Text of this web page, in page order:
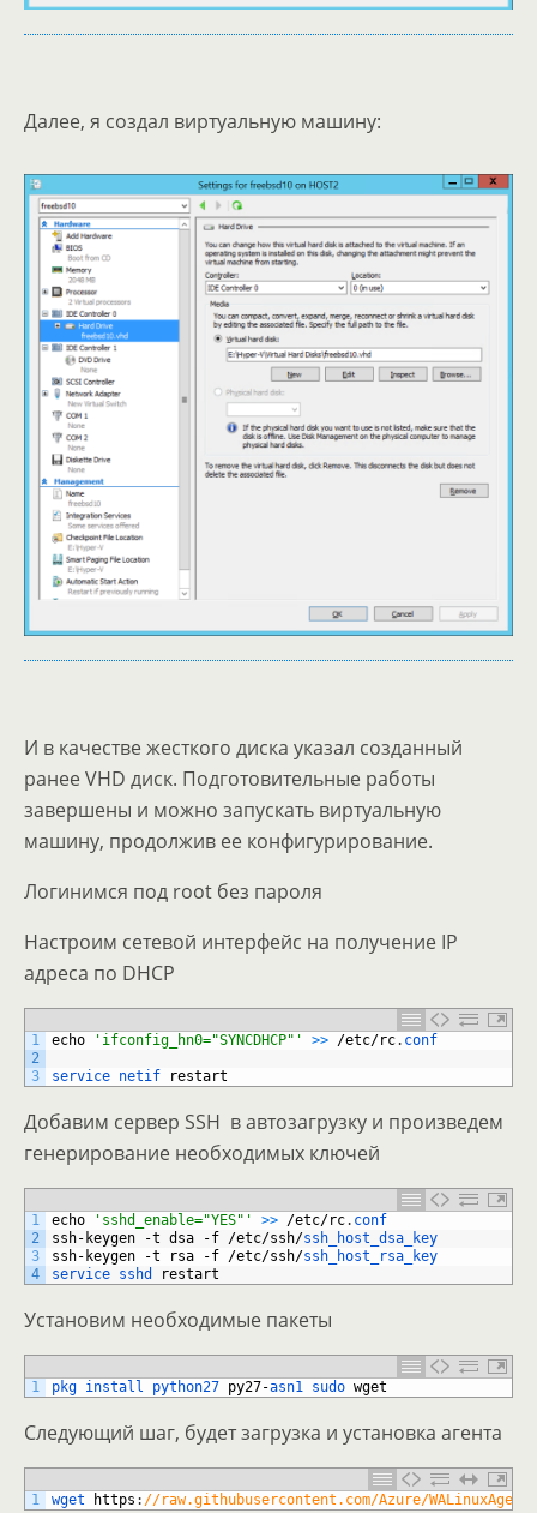
Далее, я создал виртуальную машину:
И в качестве жесткого диска указал созданный
ранее VHD диск. Подготовительные работы
завершены и можно запускать виртуальную
машину, продолжив ее конфигурирование.
Логинимся под root без пароля
Настроим сетевой интерфейс на получение IP
адреса по DHCP
1
2
3
echo 'ifconfig_hn0="SYNCDHCP"' >> /etc/rc. conf
service netif restart
Добавим сервер SSH в автозагрузку и произведем
генерирование необходимых ключей
1
2
3
4
echo 'sshd_enable="YES"' >> /etc/rc. conf
ssh- keygen -t dsa -f /etc/ssh/ssh_host_dsa_key
ssh- keygen -t rsa -f /etc/ssh/ssh_host_rsa_key
service sshd restart
Установим необходимые пакеты
1 pkg install python27 py27-asn1 sudo wget
Следующий шаг, будет загрузка и установка агента
1 wget https : //raw.githubusercontent.com/Azure/